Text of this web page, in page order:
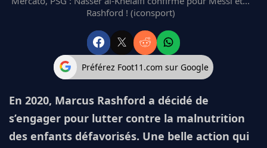
Rashford ! (iconsport)
Préférez Foot11.com sur Google
En 2020, Marcus Rashford a décidé de
s’engager pour lutter contre la malnutrition
des enfants défavorisés. Une belle action qui